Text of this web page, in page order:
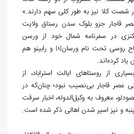
شصت کلا نیز به طور کلی سهم دارند.»
قاجار جزو بلوک سدن رستاق ولایت
در سفرنامه شمال خود از ورسن
روسی تحت نام ورسان[8]
و رابینو هم
یاد کرده‌اند.
از روستاهای ایالت استراباد، از
عصر قاجار بی‌نصیب نبود؛ چنان‌که در
معروف به وکیل‌الدوله، اخبار سرقت
و نیز اسیر شدن اهالی ذکر شده است.